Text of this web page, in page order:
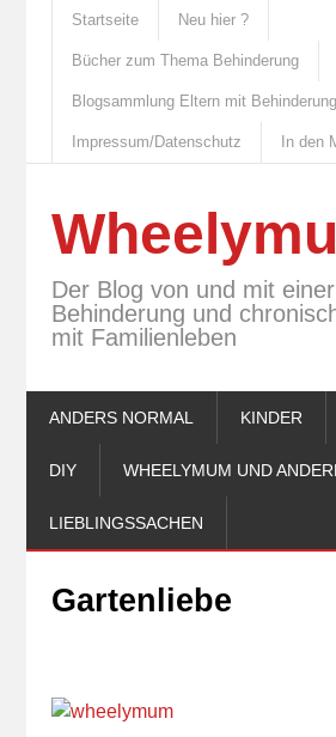
Startseite Neu hier ?
Bücher zum Thema Behinderung
Blogsammlung Eltern mit
Impressum/Datenschutz In den
Der Blog von und mit
Behinderung und
mit Familienleben
ANDERS NORMAL KINDER
DIY WHEELYMUM UND
LIEBLINGSSACHEN
Gartenliebe